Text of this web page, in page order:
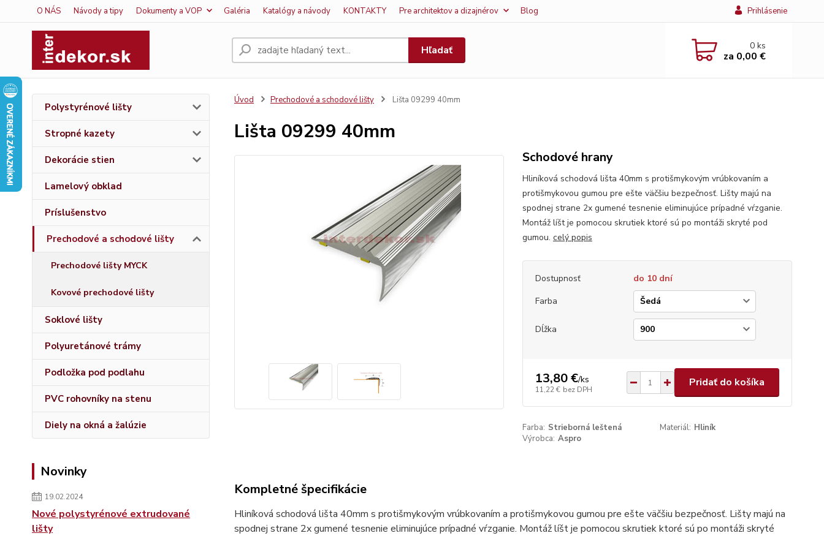
O NÁS Návody a tipy Dokumenty a VOP Galéria Katalógy a návody KONTAKTY Pre architektov a dizajnérov Blog Prihlásenie
Hľadať 0ks
za 0,00 €
Polystyrénové lišty
Stropné kazety
Dekorácie stien
Lamelový obklad
Príslušenstvo
Prechodové a schodové lišty
Prechodové lišty MYCK
Kovové prechodové lišty
Soklové lišty
Polyuretánové trámy
Podložka pod podlahu
PVC rohovníky na stenu
Diely na okná a žalúzie
Novinky
19.02.2024
Nové polystyrénové extrudované
lišty
Úvod Prechodové a schodové lišty Lišta 09299 40mm
Lišta 09299 40mm
Schodové hrany
Hliníková schodová lišta 40mm s protišmykovým vrúbkovaním a
protišmykovou gumou pre ešte väčšiu bezpečnosť. Lišty majú na
spodnej strane 2x gumené tesnenie eliminujúce prípadné vŕzganie.
Montáž líšt je pomocou skrutiek ktoré sú po montáži skryté pod
gumou. celý popis
Dostupnosť
do 10 dní
Farba
Dĺžka
13,80 €/ks
11,22 € bez DPH
Pridať do košíka
Farba: Strieborná leštená Materiál: Hliník
Výrobca: Aspro
Kompletné špecifikácie
Hliníková schodová lišta 40mm s protišmykovým vrúbkovaním a protišmykovou gumou pre ešte väčšiu bezpečnosť. Lišty majú na
spodnej strane 2x gumené tesnenie eliminujúce prípadné vŕzganie. Montáž líšt je pomocou skrutiek ktoré sú po montáži skryté